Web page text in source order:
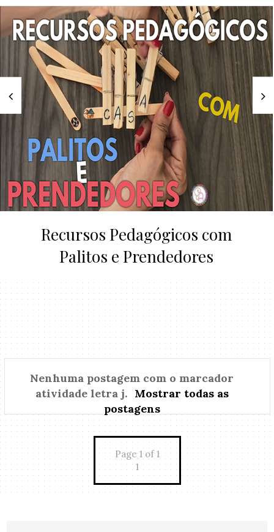
Recursos Pedagógicos com
Palitos e Prendedores
Nenhuma postagem com o marcador
atividade letra j. Mostrar todas as
postagens
Page 1 of 1
1